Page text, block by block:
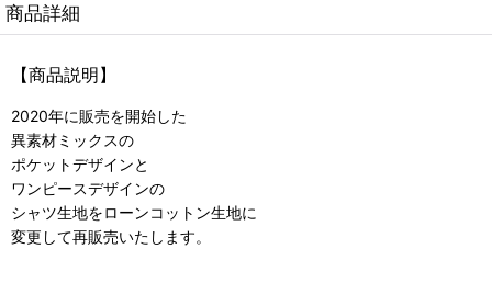
商品詳細
【商品説明】
2020年に販売を開始した
異素材ミックスの
ポケットデザインと
ワンピースデザインの
シャツ生地をローンコットン生地に
変更して再販売いたします。